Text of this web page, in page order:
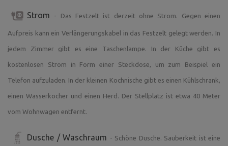
Person im Alter von 18-70 Jahren pro Nacht erhoben!
Menschen mit Behinderungen sind von der
Erholungsgebühr befreit. Leider reisen einige Gäste ab,
ohne die Gebühr zu bezahlen, obwohl sie dazu
Strom - Das Festzelt ist derzeit ohne Strom. Gegen einen
Aufpreis kann ein Verlängerungskabel in das Festzelt gelegt werden. In
jedem Zimmer gibt es eine Taschenlampe. In der Küche gibt es
kostenlosen Strom in Form einer Steckdose, um zum Beispiel ein
Telefon aufzuladen. In der kleinen Kochnische gibt es einen Kühlschrank,
einen Wasserkocher und einen Herd. Der Stellplatz ist etwa 40 Meter
vom Wohnwagen entfernt.
Dusche / Waschraum - Schöne Dusche. Sauberkeit ist eine